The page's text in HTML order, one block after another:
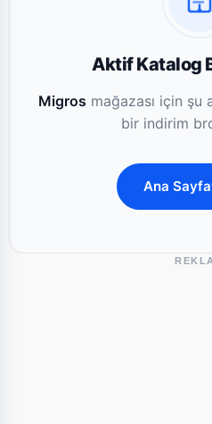
Aktif Katalog
Migros mağazası için şu
bir indirim
Ana